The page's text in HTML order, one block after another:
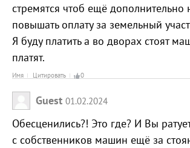
стремятся чтоб ещё дополнительно
повышать оплату за земельный
Я буду платить а во дворах стоят
платят.
Имя Цитировать 0
Guest 01.02.2024
Обесценились?! Это где? И Вы
с собственников машин ещё за